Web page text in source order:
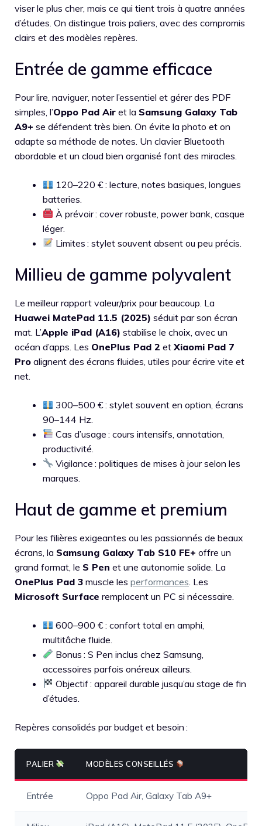
viser le plus cher, mais ce qui tient trois à quatre années
d’études. On distingue trois paliers, avec des compromis
clairs et des modèles repères.
Entrée de gamme efficace
Pour lire, naviguer, noter l’essentiel et gérer des PDF
simples, l’Oppo Pad Air et la Samsung Galaxy Tab
A9+ se défendent très bien. On évite la photo et on
adapte sa méthode de notes. Un clavier Bluetooth
abordable et un cloud bien organisé font des miracles.
120–220 € : lecture, notes basiques, longues
batteries.
À prévoir : cover robuste, power bank, casque
léger.
Limites : stylet souvent absent ou peu précis.
Millieu de gamme polyvalent
Le meilleur rapport valeur/prix pour beaucoup. La
Huawei MatePad 11.5 (2025) séduit par son écran
mat. L’Apple iPad (A16) stabilise le choix, avec un
océan d’apps. Les OnePlus Pad 2 et Xiaomi Pad 7
Pro alignent des écrans fluides, utiles pour écrire vite et
net.
300–500 € : stylet souvent en option, écrans
90–144 Hz.
Cas d’usage : cours intensifs, annotation,
productivité.
Vigilance : politiques de mises à jour selon les
marques.
Haut de gamme et premium
Pour les filières exigeantes ou les passionnés de beaux
écrans, la Samsung Galaxy Tab S10 FE+ offre un
grand format, le S Pen et une autonomie solide. La
OnePlus Pad 3 muscle les performances . Les
Microsoft Surface remplacent un PC si nécessaire.
600–900 € : confort total en amphi,
multitâche fluide.
Bonus : S Pen inclus chez Samsung,
accessoires parfois onéreux ailleurs.
Objectif : appareil durable jusqu’au stage de fin
d’études.
Repères consolidés par budget et besoin :
PALIER MODÈLES CONSEILLÉS
Entrée Oppo Pad Air, Galaxy Tab A9+